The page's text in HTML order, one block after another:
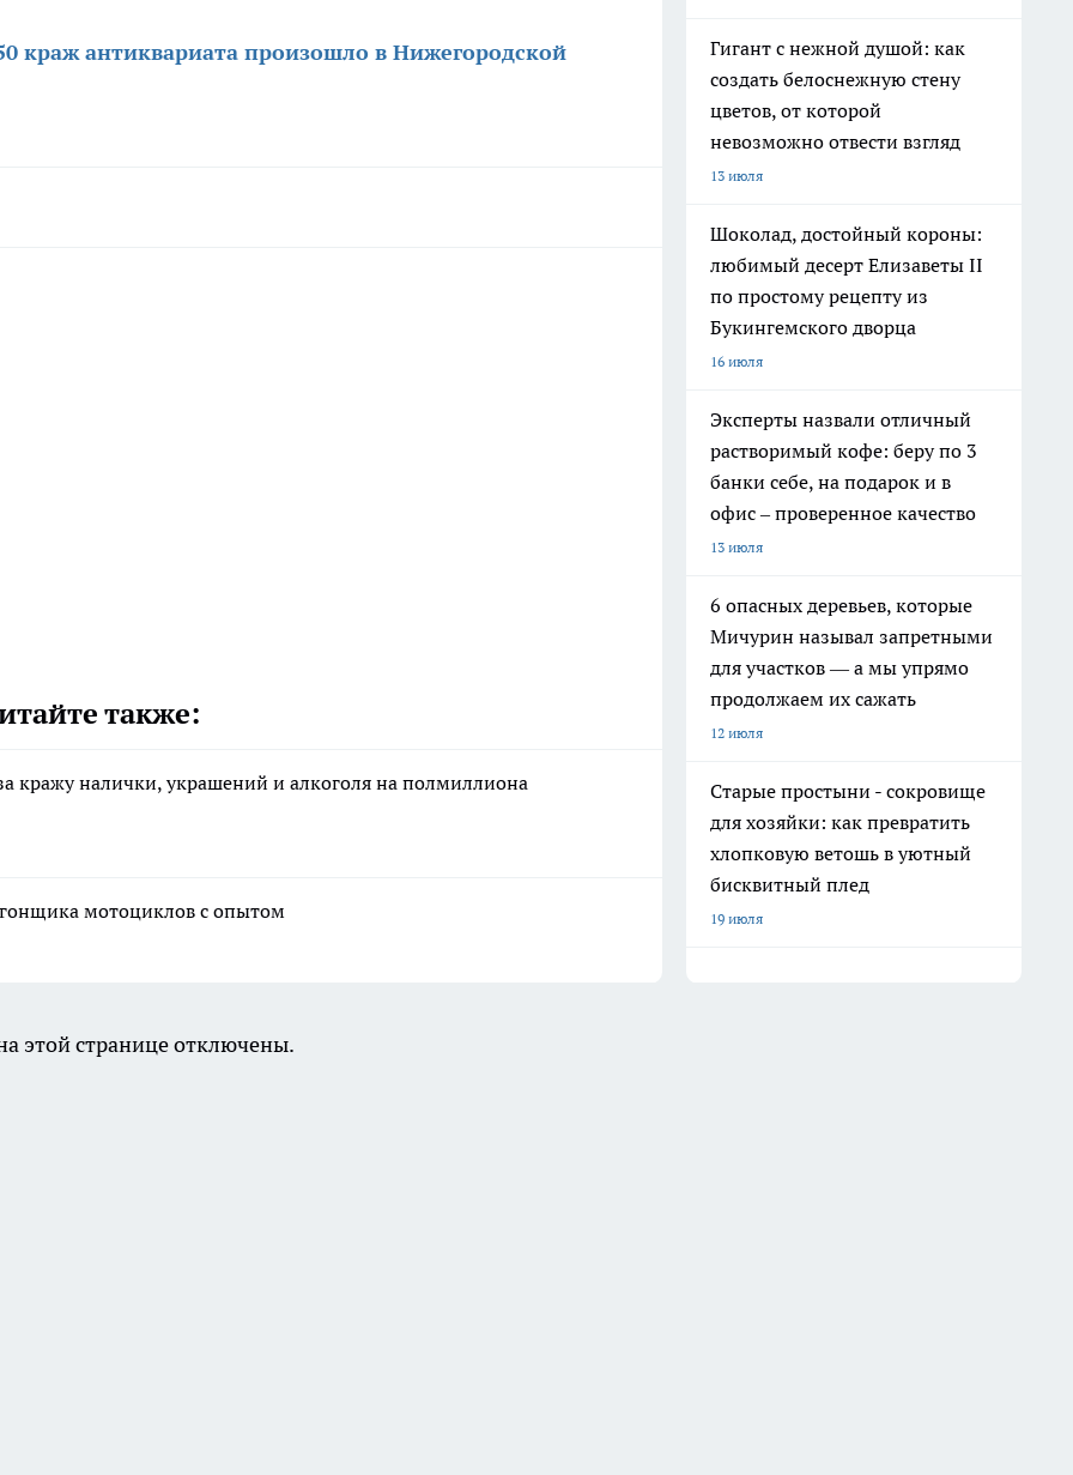
краж антиквариата произошло в Нижегородской
также:
кражу налички, украшений и алкоголя на полмиллиона
мотоциклов с опытом
Гигант с нежной душой: как
создать белоснежную стену
цветов, от которой
невозможно отвести взгляд
13 июля
Шоколад, достойный короны:
любимый десерт Елизаветы II
по простому рецепту из
Букингемского дворца
16 июля
Эксперты назвали отличный
растворимый кофе: беру по 3
банки себе, на подарок и в
офис – проверенное качество
13 июля
6 опасных деревьев, которые
Мичурин называл запретными
для участков — а мы упрямо
продолжаем их сажать
12 июля
Старые простыни - сокровище
для хозяйки: как превратить
хлопковую ветошь в уютный
бисквитный плед
19 июля
этой странице отключены.